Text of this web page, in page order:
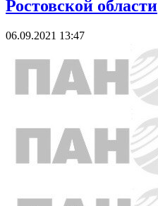
Ростовской области
06.09.2021 13:47